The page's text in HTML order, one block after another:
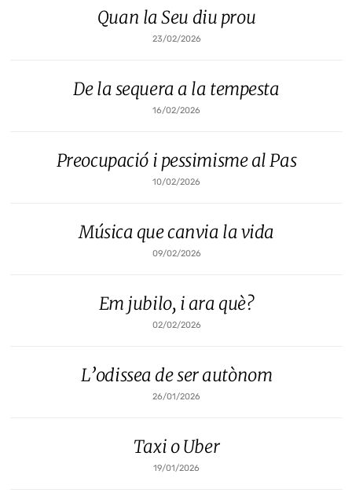
Quan la Seu diu prou
23/02/2026
De la sequera a la tempesta
16/02/2026
Preocupació i pessimisme al Pas
10/02/2026
Música que canvia la vida
09/02/2026
Em jubilo, i ara què?
02/02/2026
L’odissea de ser autònom
26/01/2026
Taxi o Uber
19/01/2026